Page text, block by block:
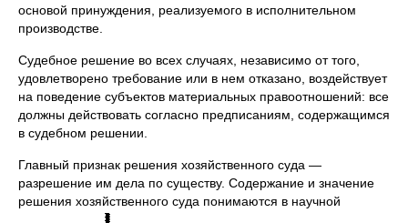
основой принуждения, реализуемого в исполнительном
производстве.
Судебное решение во всех случаях, независимо от того,
удовлетворено требование или в нем отказано, воздействует
на поведение субъектов материальных правоотношений: все
должны действовать согласно предписаниям, содержащимся
в судебном решении.
Главный признак решения хозяйственного суда —
разрешение им дела по существу. Содержание и значение
решения хозяйственного суда понимаются в научной